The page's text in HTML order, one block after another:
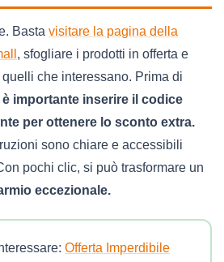
Basta visitare la pagina della
, sfogliare i prodotti in offerta e
che interessano. Prima di
è importante inserire il codice
per ottenere lo sconto extra.
sono chiare e accessibili
pochi clic, si può trasformare un
eccezionale.
Offerta Imperdibile